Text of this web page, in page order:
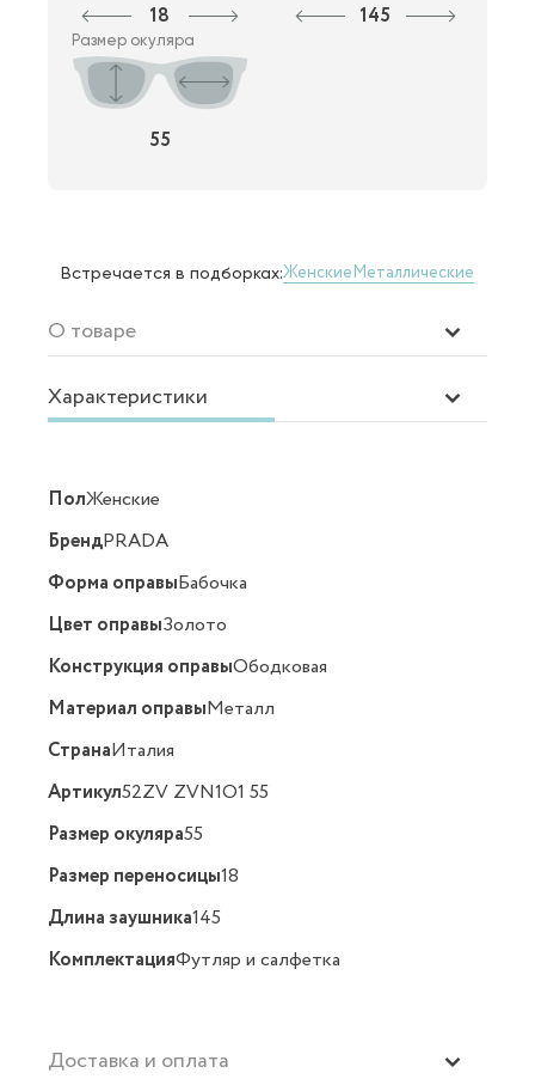
18 145
Размер окуляра
55
Встречается в подборках:ЖенскиеМеталлические
О товаре
Характеристики
ПолЖенские
БрендPRADA
Форма оправыБабочка
Цвет оправыЗолото
Конструкция оправыОбодковая
Материал оправыМеталл
СтранаИталия
Артикул52ZV ZVN1O1 55
Размер окуляра55
Размер переносицы18
Длина заушника145
КомплектацияФутляр и салфетка
Доставка и оплата